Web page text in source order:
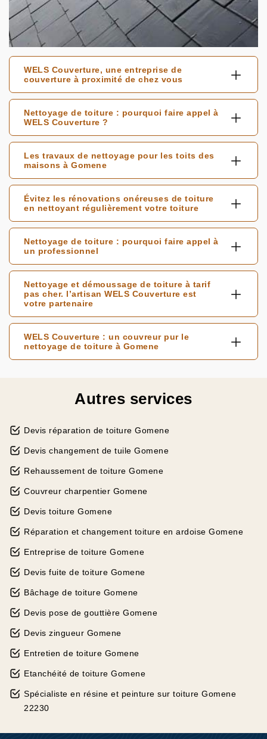
WELS Couverture, une entreprise de
couverture à proximité de chez vous
Nettoyage de toiture : pourquoi faire appel à
WELS Couverture ?
Les travaux de nettoyage pour les toits des
maisons à Gomene
Évitez les rénovations onéreuses de toiture
en nettoyant régulièrement votre toiture
Nettoyage de toiture : pourquoi faire appel à
un professionnel
Nettoyage et démoussage de toiture à tarif
pas cher. l’artisan WELS Couverture est
votre partenaire
WELS Couverture : un couvreur pur le
nettoyage de toiture à Gomene
Autres services
Devis réparation de toiture Gomene
Devis changement de tuile Gomene
Rehaussement de toiture Gomene
Couvreur charpentier Gomene
Devis toiture Gomene
Réparation et changement toiture en ardoise Gomene
Entreprise de toiture Gomene
Devis fuite de toiture Gomene
Bâchage de toiture Gomene
Devis pose de gouttière Gomene
Devis zingueur Gomene
Entretien de toiture Gomene
Etanchéité de toiture Gomene
Spécialiste en résine et peinture sur toiture Gomene
22230